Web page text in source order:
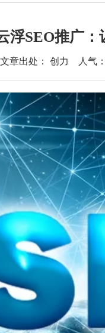
浮SEO推广
文章出处： 创力 人气：